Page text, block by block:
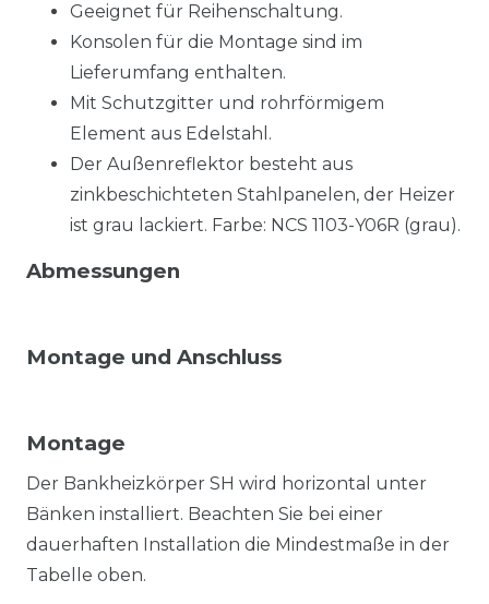
Geeignet für Reihenschaltung.
Konsolen für die Montage sind im
Lieferumfang enthalten.
Mit Schutzgitter und rohrförmigem
Element aus Edelstahl.
Der Außenreflektor besteht aus
zinkbeschichteten Stahlpanelen, der Heizer
ist grau lackiert. Farbe: NCS 1103-Y06R (grau).
Abmessungen
Montage und Anschluss
Montage
Der Bankheizkörper SH wird horizontal unter
Bänken installiert. Beachten Sie bei einer
dauerhaften Installation die Mindestmaße in der
Tabelle oben.